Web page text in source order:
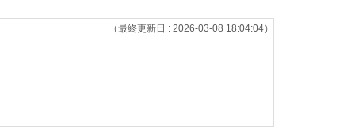
（最終更新日 : 2026-03-08 18:04:04）